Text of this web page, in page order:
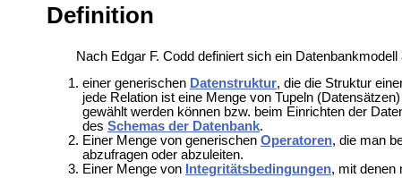
Definition
Nach Edgar F. Codd definiert sich ein
einer generischen Datenstruktur, die die Struktur
jede Relation ist eine Menge von Tupeln
gewählt werden können bzw. beim Einrichten der
des Schemas der Datenbank.
Einer Menge von generischen Operatoren, die man
abzufragen oder abzuleiten.
Einer Menge von Integritätsbedingungen, mit denen